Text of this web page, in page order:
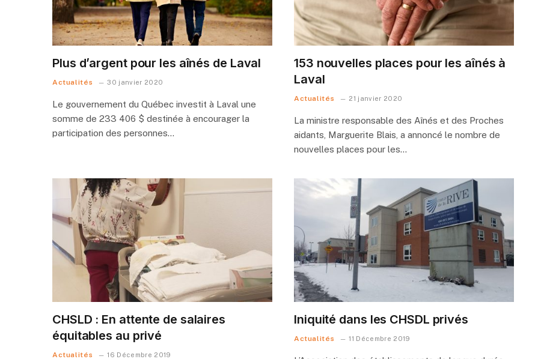
Plus d’argent pour les aînés de Laval
Actualités 30 janvier 2020
Le gouvernement du Québec investit à Laval une
somme de 233 406 $ destinée à encourager la
participation des personnes…
153 nouvelles places pour les aînés à
Laval
Actualités 21 janvier 2020
La ministre responsable des Aînés et des Proches
aidants, Marguerite Blais, a annoncé le nombre de
nouvelles places pour les…
CHSLD : En attente de salaires
équitables au privé
Actualités 16 Décembre 2019
Iniquité dans les CHSDL privés
Actualités 11 Décembre 2019